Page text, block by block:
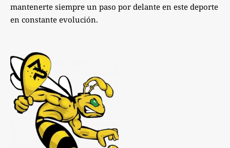
mantenerte siempre un paso por delante en este deporte
en constante evolución.